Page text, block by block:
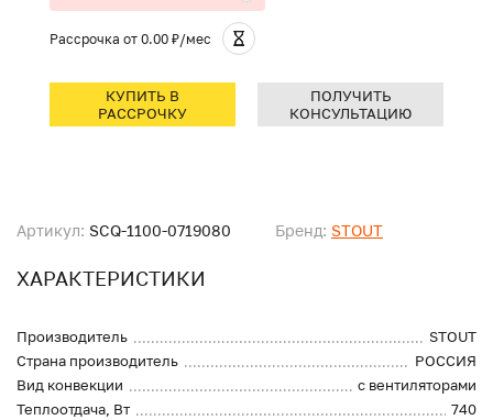
Артикул: SCQ-1100-0719080 Бренд: STOUT
ХАРАКТЕРИСТИКИ
Производитель
STOUT
Страна производитель
РОССИЯ
Вид конвекции
с вентиляторами
Теплоотдача, Вт
740
Рассрочка от 0.00 ₽/мес
КУПИТЬ В
РАССРОЧКУ
ПОЛУЧИТЬ
КОНСУЛЬТАЦИЮ